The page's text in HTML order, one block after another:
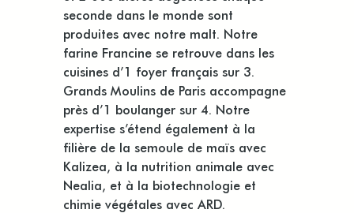
seconde dans le monde sont
produites avec notre malt. Notre
farine Francine se retrouve dans les
cuisines d’1 foyer français sur 3.
Grands Moulins de Paris accompagne
près d’1 boulanger sur 4. Notre
expertise s’étend également à la
filière de la semoule de maïs avec
Kalizea, à la nutrition animale avec
Nealia, et à la biotechnologie et
chimie végétales avec ARD.